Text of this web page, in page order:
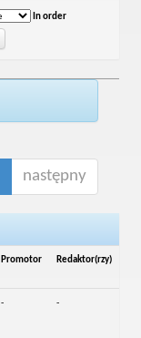
In order
następny
Promotor Redaktor(rzy)
- -